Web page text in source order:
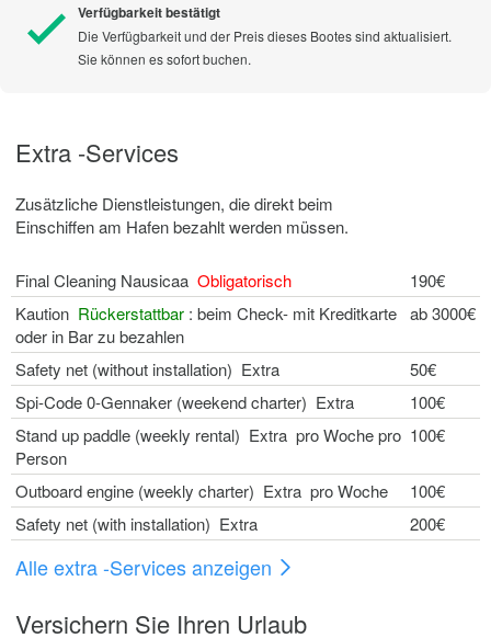
Verfügbarkeit bestätigt
Die Verfügbarkeit und der Preis dieses Bootes sind aktualisiert.
Sie können es sofort buchen.
Extra -Services
Zusätzliche Dienstleistungen, die direkt beim
Einschiffen am Hafen bezahlt werden müssen.
Final Cleaning Nausicaa Obligatorisch
190€
Kaution Rückerstattbar : beim Check- mit Kreditkarte
oder in Bar zu bezahlen
ab 3000€
Safety net (without installation) Extra
50€
Spi-Code 0-Gennaker (weekend charter) Extra
100€
Stand up paddle (weekly rental) Extra pro Woche pro
Person
100€
Outboard engine (weekly charter) Extra pro Woche
100€
Safety net (with installation) Extra
200€
Alle extra -Services anzeigen
Versichern Sie Ihren Urlaub